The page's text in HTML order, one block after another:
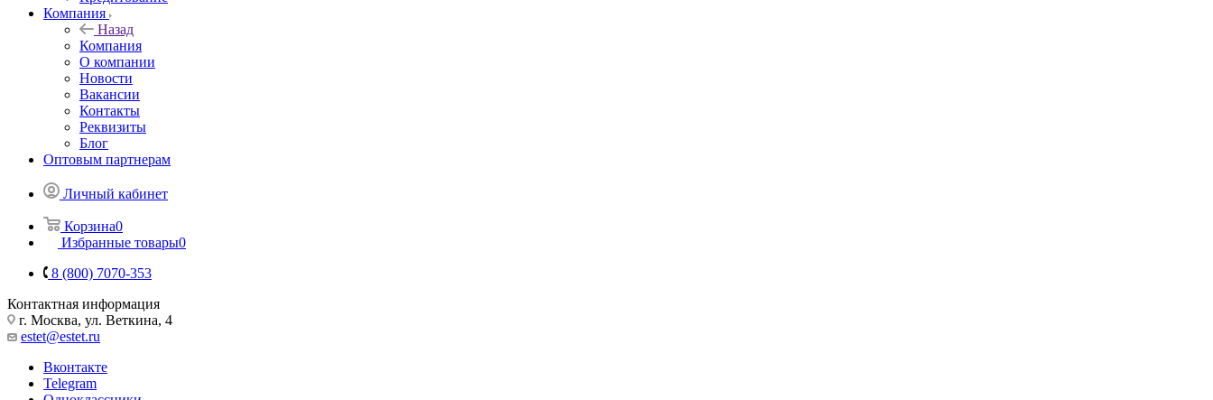
Компания
Назад
Компания
О компании
Новости
Вакансии
Контакты
Реквизиты
Блог
Оптовым партнерам
Личный кабинет
Корзина0
Избранные товары0
8 (800) 7070-353
Контактная информация
г. Москва, ул. Веткина, 4
estet@estet.ru
Вконтакте
Telegram